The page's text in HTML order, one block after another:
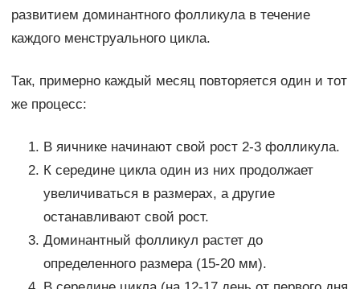
развитием доминантного фолликула в течение
каждого менструального цикла.
Так, примерно каждый месяц повторяется один и тот
же процесс:
В яичнике начинают свой рост 2-3 фолликула.
К середине цикла один из них продолжает
увеличиваться в размерах, а другие
останавливают свой рост.
Доминантный фолликул растет до
определенного размера (15-20 мм).